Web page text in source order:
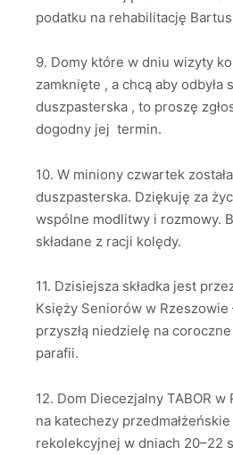
podatku na rehabilitację
9. Domy które w dniu wizyty
zamknięte , a chcą aby odbyła
duszpasterska , to proszę
dogodny jej termin.
10. W miniony czwartek
duszpasterska. Dziękuję za
wspólne modlitwy i rozmowy.
składane z racji kolędy.
11. Dzisiejsza składka jest
Księży Seniorów w Rzeszowie
przyszłą niedzielę na
parafii.
12. Dom Diecezjalny TABOR
na katechezy
rekolekcyjnej w dniach 20–22